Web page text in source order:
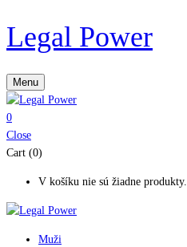
Legal Power
Menu
0
Close
Cart (0)
V košíku nie sú žiadne produkty.
Muži